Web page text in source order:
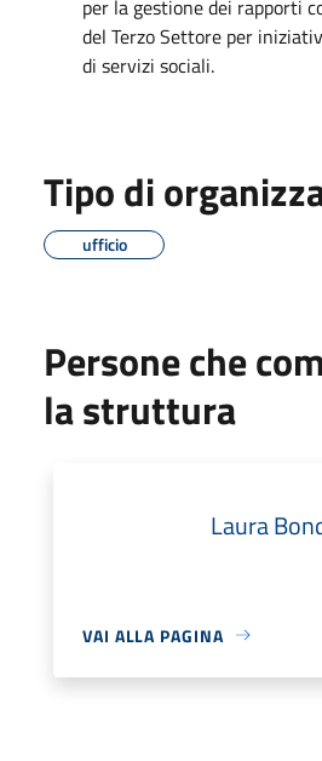
per la gestione dei rapporti
del Terzo Settore per
di servizi sociali.
Tipo di
ufficio
Persone che
la struttura
Laura
VAI ALLA PAGINA